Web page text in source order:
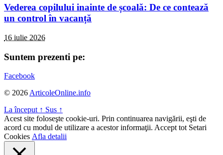
Vederea copilului inainte de școală: De ce contează
un control în vacanță
16 iulie 2026
Suntem prezenti pe:
Facebook
© 2026 ArticoleOnline.info
La început ↑ Sus ↑
Acest site foloseşte cookie-uri. Prin continuarea navigării, eşti de
acord cu modul de utilizare a acestor informaţii. Accept tot Setari
Cookies Afla detalii